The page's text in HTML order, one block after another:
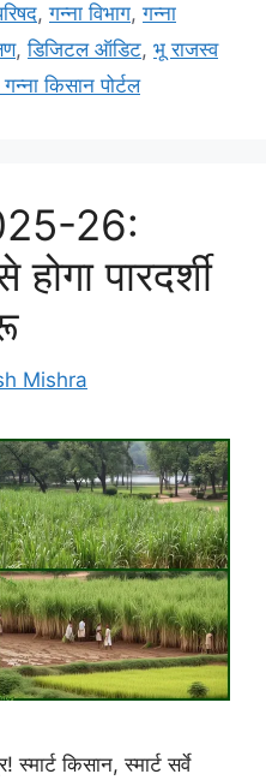
,गन्ना विभाग,गन्ना
,डिजिटल ऑडिट, भू राजस्व
गन्ना किसान पोर्टल
26:
पारदर्शी
Mishra
किसान, स्मार्ट सर्वे